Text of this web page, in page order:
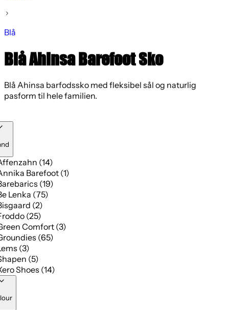
Blå
Blå Ahinsa Barefoot Sko
Blå Ahinsa barfodssko med fleksibel sål og naturlig
pasform til hele familien.
(14)
Barefoot (1)
(19)
Lenka (75)
(2)
(25)
Comfort (3)
(65)
(3)
(5)
Shoes (14)